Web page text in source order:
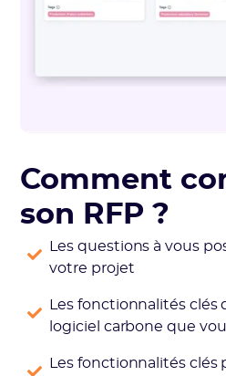
Comment
son RFP ?
Les questions à vous
votre projet
Les fonctionnalités
logiciel carbone que
Les fonctionnalités